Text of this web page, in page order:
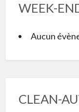
WEEK-
Aucun
CLEAN-